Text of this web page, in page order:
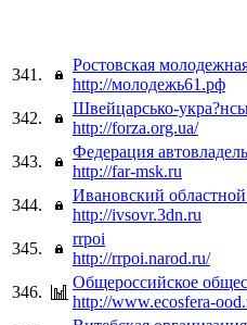
341.
Ростовская
http://молодежь61.рф
342.
Швейцарсько-
http://forza.org.ua/
343.
Федерация
http://far-msk.ru
344.
Ивановский
http://ivsovr.3dn.ru
345.
rrpoi
http://rrpoi.narod.ru/
346.
Общероссийское
http://www.ecosfera-